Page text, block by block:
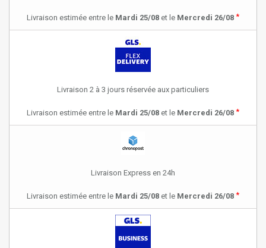
Livraison estimée entre le Mardi 25/08 et le Mercredi 26/08 *
Livraison 2 à 3 jours réservée aux particuliers
Livraison estimée entre le Mardi 25/08 et le Mercredi 26/08 *
Livraison Express en 24h
Livraison estimée entre le Mardi 25/08 et le Mercredi 26/08 *